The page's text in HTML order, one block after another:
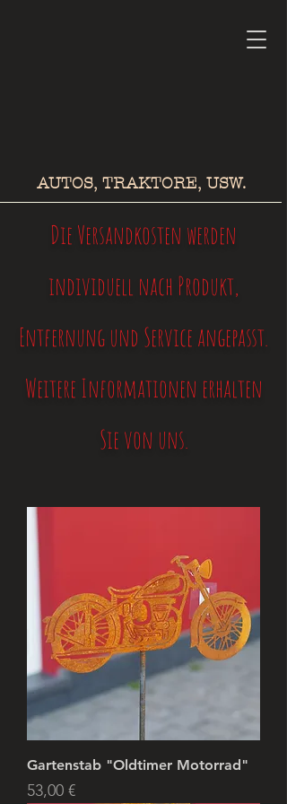
AUTOS, TRAKTORE, USW.
Die Versandkosten werden
individuell nach Produkt,
Entfernung und Service angepasst.
Weitere Informationen erhalten
Sie von uns.
Gartenstab "Oldtimer Motorrad"
Preis
53,00 €